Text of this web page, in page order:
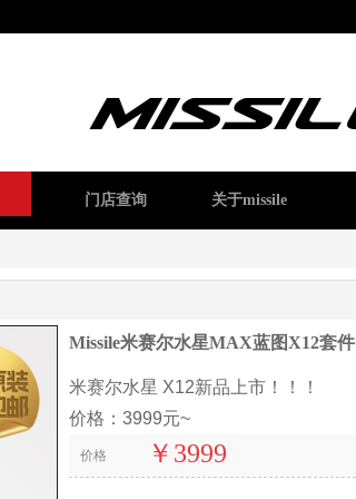
门店查询 关于missile
Missile米赛尔水星MAX蓝图X12套件
米赛尔水星 X12新品上市！！！
价格：3999元~
价格 ￥3999